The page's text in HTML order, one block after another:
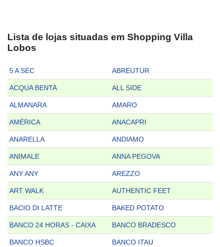
Lista de lojas situadas em Shopping Villa
Lobos
5 A SEC ABREUTUR
ACQUA BENTA ALL SIDE
ALMANARA AMARO
AMÉRICA ANACAPRI
ANARELLA ANDIAMO
ANIMALE ANNA PEGOVA
ANY ANY AREZZO
ART WALK AUTHENTIC FEET
BACIO DI LATTE BAKED POTATO
BANCO 24 HORAS - CAIXA BANCO BRADESCO
BANCO HSBC BANCO ITAU